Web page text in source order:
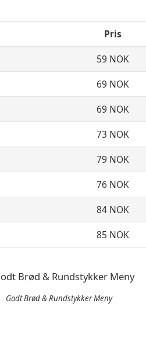
Pris
59 NOK
69 NOK
69 NOK
73 NOK
79 NOK
76 NOK
84 NOK
85 NOK
Godt Brød & Rundstykker Meny